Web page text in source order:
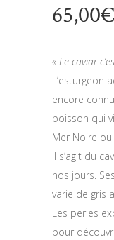
65,00€
« Le caviar
L’esturgeon
encore
poisson qui
Mer Noire ou
Il s’agit du
nos jours.
varie de gris
Les perles
pour